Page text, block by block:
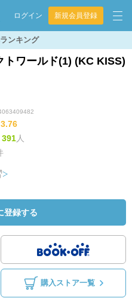
ログイン 新規会員登録
ンキング
トワールド(1) (KC KISS)
3.76
391人
登録する
購入ストア一覧